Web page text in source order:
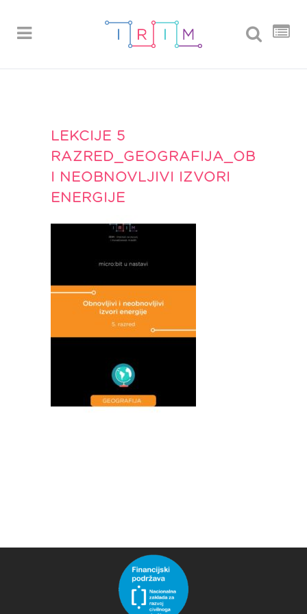
LEKCIJE 5
I NEOBNOVLJIVI IZVORI
ENERGIJE